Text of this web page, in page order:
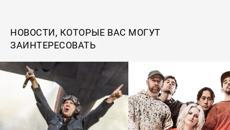
НОВОСТИ, КОТОРЫЕ ВАС МОГУТ
ЗАИНТЕРЕСОВАТЬ